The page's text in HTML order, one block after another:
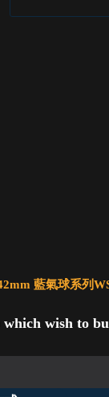
藍氣球系列
wish to